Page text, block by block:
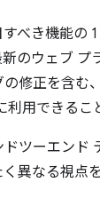
べき機能の
のウェブ プ
修正を含む
用できるこ
ツーエンド
く異なる視点